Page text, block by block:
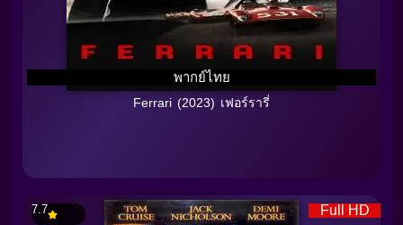
พากย์ไทย
Ferrari (2023) เฟอร์รารี่
Full HD
7.7